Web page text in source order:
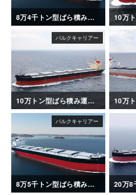
8万4千トン型ばら積み運搬船「SAIKAI MARU II」
10万トン型ばら積み運搬船「BRILLIANT MERCURY」竣工
8万5千トン型ばら積み運搬船「CAMELLIA ISLAND」